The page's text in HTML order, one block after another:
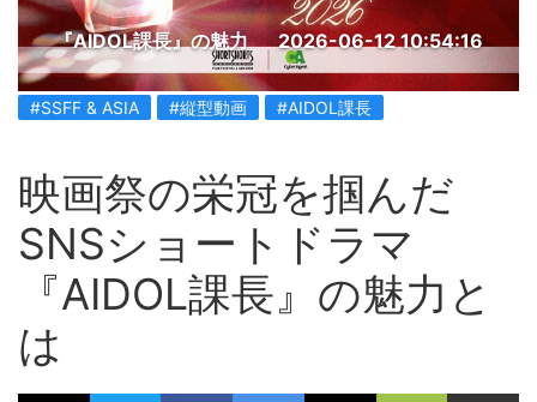
『AIDOL課長』の魅力 2026-06-12 10:54:16
#SSFF & ASIA #縦型動画 #AIDOL課長
映画祭の栄冠を掴んだ
SNSショートドラマ
『AIDOL課長』の魅力と
は